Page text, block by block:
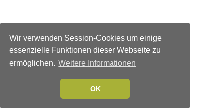
Wir verwenden Session-Cookies um einige
essenzielle Funktionen dieser Webseite zu
ermöglichen. Weitere Informationen
OK